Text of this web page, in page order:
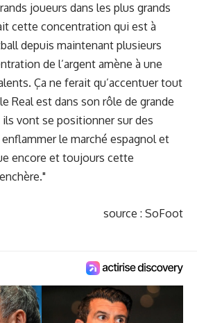
joueurs dans les plus grands
cette concentration qui est à
depuis maintenant plusieurs
de l’argent amène à une
Ça ne ferait qu’accentuer tout
Real est dans son rôle de grande
vont se positionner sur des
le marché espagnol et
encore et toujours cette
source : SoFoot